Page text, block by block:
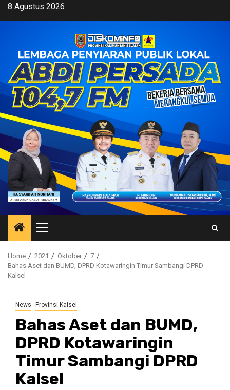
Skip8 Agustus 2026
Primary
Menu
Home 2021 Oktober
7
Bahas Aset dan BUMD, DPRD Kotawaringin Timur Sambangi DPRD
Kalsel
News Provinsi Kalsel
Bahas Aset dan BUMD,
DPRD Kotawaringin
Timur Sambangi DPRD
Kalsel